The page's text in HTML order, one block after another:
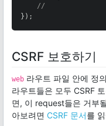
//
});
CSRF 보호하기
web 라우트 파일 안에 정
라우트들은 모두 CSRF
면, 이 request들은 거부
아보려면 CSRF 문서를